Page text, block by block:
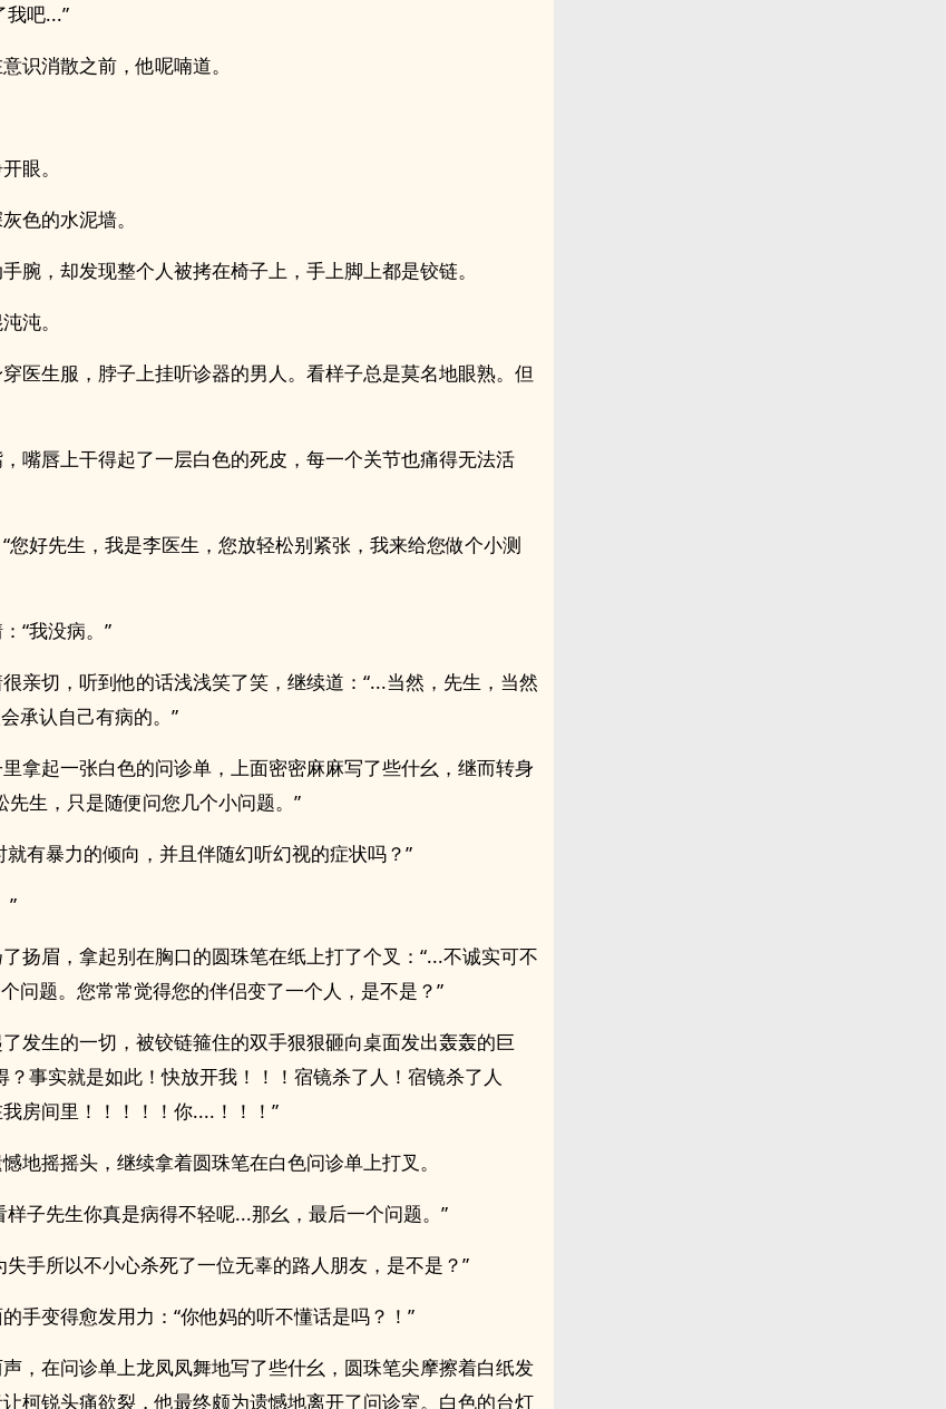
吧...”
识消散之前，他呢喃道。
眼。
色的水泥墙。
腕，却发现整个人被拷在椅子上，手上脚上都是铰链。
沌。
医生服，脖子上挂听诊器的男人。看样子总是莫名地眼熟。但
嘴唇上干得起了一层白色的死皮，每一个关节也痛得无法活
您好先生，我是李医生，您放轻松别紧张，我来给您做个小测
“我没病。”
亲切，听到他的话浅浅笑了笑，继续道：“...当然，先生，当然
承认自己有病的。”
拿起一张白色的问诊单，上面密密麻麻写了些什幺，继而转身
先生，只是随便问您几个小问题。”
有暴力的倾向，并且伴随幻听幻视的症状吗？”
”
扬眉，拿起别在胸口的圆珠笔在纸上打了个叉：“...不诚实可不
问题。您常常觉得您的伴侣变了一个人，是不是？”
发生的一切，被铰链箍住的双手狠狠砸向桌面发出轰轰的巨
？事实就是如此！快放开我！！！宿镜杀了人！宿镜杀了人
房间里！！！！！你....！！！”
地摇摇头，继续拿着圆珠笔在白色问诊单上打叉。
子先生你真是病得不轻呢...那幺，最后一个问题。”
手所以不小心杀死了一位无辜的路人朋友，是不是？”
手变得愈发用力：“你他妈的听不懂话是吗？！”
，在问诊单上龙凤凤舞地写了些什幺，圆珠笔尖摩擦着白纸发
柯锐头痛欲裂，他最终颇为遗憾地离开了问诊室。白色的台灯